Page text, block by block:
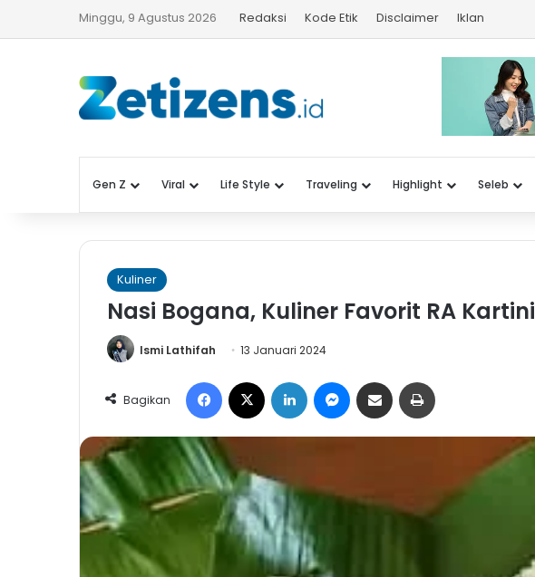
Minggu, 9 Agustus 2026 Redaksi Kode Etik Disclaimer Iklan
Gen Z Viral Life Style Traveling Highlight Seleb
Kuliner
Nasi Bogana, Kuliner Favorit RA Kartini
Ismi Lathifah 13 Januari 2024
Bagikan
Facebook LinkedIn Messenger
Share via Email